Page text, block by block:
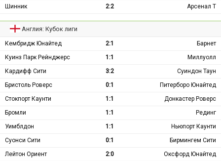
Шинник
2:2 Арсенал Т
Англия: Кубок лиги
Кембридж Юнайтед 2:1
Барнет
Куинз Парк Рейнджерс
1:1
Миллуолл
Кардифф Сити
3:2
Суиндон Таун
Бристоль Роверс
0:1
Питерборо Юнайтед
Стокпорт Каунти
1:1
Донкастер Роверс
Бромли
1:1
Рединг
Уимблдон
1:1
Ньюпорт Каунти
Суонси Сити
0:1
Бирмингем Сити
Лейтон Ориент
2:0
Оксфорд Юнайтед